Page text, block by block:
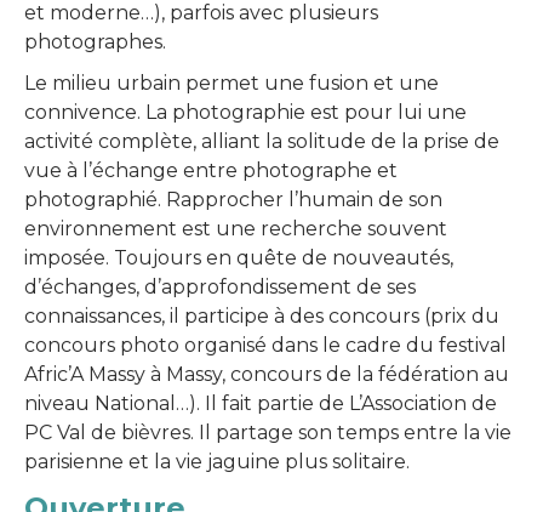
et moderne…), parfois avec plusieurs
photographes.
Le milieu urbain permet une fusion et une
connivence. La photographie est pour lui une
activité complète, alliant la solitude de la prise de
vue à l’échange entre photographe et
photographié. Rapprocher l’humain de son
environnement est une recherche souvent
imposée. Toujours en quête de nouveautés,
d’échanges, d’approfondissement de ses
connaissances, il participe à des concours (prix du
concours photo organisé dans le cadre du festival
Afric’A Massy à Massy, concours de la fédération au
niveau National…). Il fait partie de L’Association de
PC Val de bièvres. Il partage son temps entre la vie
parisienne et la vie jaguine plus solitaire.